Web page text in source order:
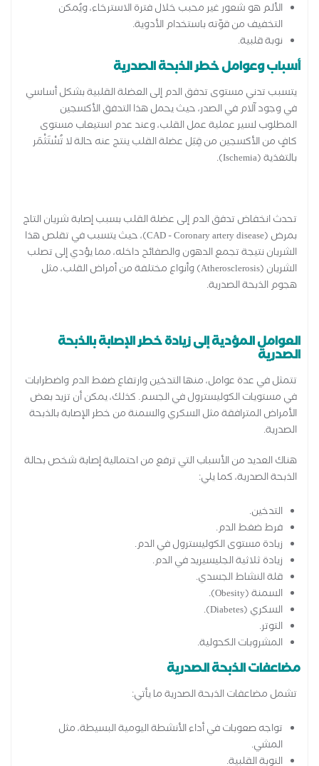
الألم هو شعور غير محبب خلال فترة الاسترخاء، ويُمكن
التخفيف من قوّته باستخدام الأدوية.
نوبة قلبية.
أسباب وعوامل خطر الذبحة الصدرية
يتسبب تدني مستوى تدفق الدم إلى العضلة القلبية بشكل أساسي
في وجود آلام في الصدر، حيث يحمل هذا التدفق الأكسجين
المطلوب لسير عملية عمل القلب، وعند عدم استيعاب مستوى
كافٍ من الأكسجين من قِبَل عضلة القلب ينتج عنه حالة لا تُسْتَثْمَر
بالتغذية (Ischemia).
تحدث انخفاض تدفق الدم إلى عضلة القلب بسبب إصابة شريان التاج
بمرض (CAD - Coronary artery disease)، حيث يتسبب في تقلص هذا
الشريان نتيجة تجمع الدهون والصفائح داخله، مما يؤدي إلى تصلب
الشريان (Atherosclerosis) وأنواع مختلفة من أمراض القلب، مثل
هجوم الذبحة الصدرية.
العوامل المؤدية إلى زيادة خطر الإصابة بالذبحة
الصدرية
تتمثل في عدة عوامل، منها التدخين وارتفاع ضغط الدم واضطرابات
في مستويات الكوليسترول في الجسم. كذلك، يمكن أن تزيد بعض
الأمراض المترافقة مثل السكري والسمنة من خطر الإصابة بالذبحة
الصدرية.
هناك العديد من الأسباب التي ترفع من احتمالية إصابة شخص بحالة
الذبحة الصدرية، كما يلي:
التدخين.
فرط ضغط الدم.
زيادة مستوى الكوليسترول في الدم.
زيادة ثلاثية الجليسيريد في الدم.
قلة النشاط الجسدي.
السمنة (Obesity).
السكري (Diabetes).
التوتر.
المشروبات الكحولية.
مضاعفات الذبحة الصدرية
تشمل مضاعفات الذبحة الصدرية ما يأتي:
تواجه صعوبات في أداء الأنشطة اليومية البسيطة، مثل
المشي.